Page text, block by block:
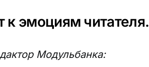
к эмоциям читателя.
Модульбанка: